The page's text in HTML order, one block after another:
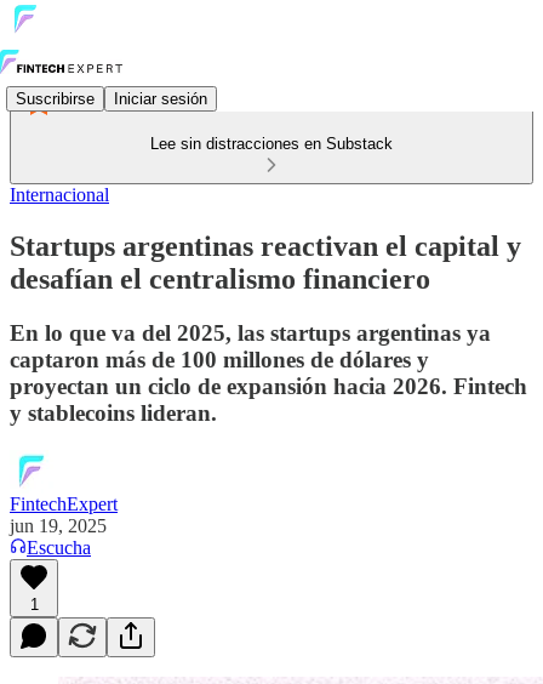
Suscribirse Iniciar sesión
Lee sin distracciones en Substack
Internacional
Startups argentinas reactivan el capital y
desafían el centralismo financiero
En lo que va del 2025, las startups argentinas ya
captaron más de 100 millones de dólares y
proyectan un ciclo de expansión hacia 2026. Fintech
y stablecoins lideran.
FintechExpert
jun 19, 2025
Escucha
1